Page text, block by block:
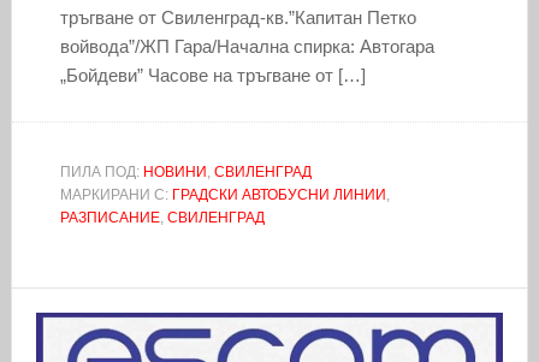
тръгване от Свиленград-кв.”Капитан Петко
войвода”/ЖП Гара/Начална спирка: Aвтогара
„Бойдеви” Часове на тръгване от […]
ПИЛА ПОД: НОВИНИ , СВИЛЕНГРАД
МАРКИРАНИ С: ГРАДСКИ АВТОБУСНИ ЛИНИИ ,
РАЗПИСАНИЕ, СВИЛЕНГРАД